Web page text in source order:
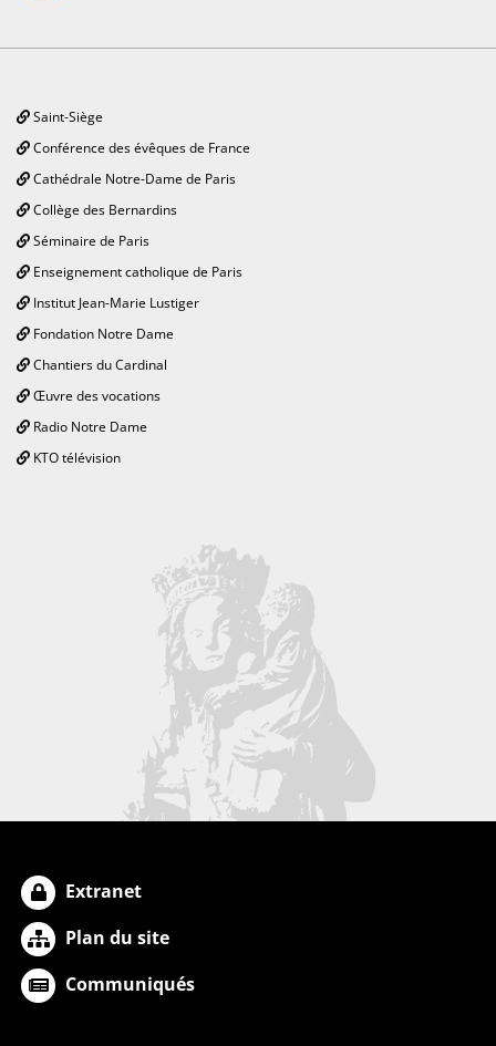
Saint-Siège
Conférence des évêques de France
Cathédrale Notre-Dame de Paris
Collège des Bernardins
Séminaire de Paris
Enseignement catholique de Paris
Institut Jean-Marie Lustiger
Fondation Notre Dame
Chantiers du Cardinal
Œuvre des vocations
Radio Notre Dame
KTO télévision
Extranet
Plan du site
Communiqués